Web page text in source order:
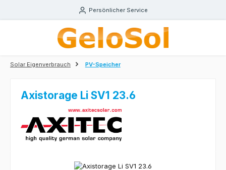
Zum Hauptinhalt springen Persönlicher Service
Solar Eigenverbrauch PV-Speicher
Axistorage Li SV1 23.6
Bildergalerie überspringen